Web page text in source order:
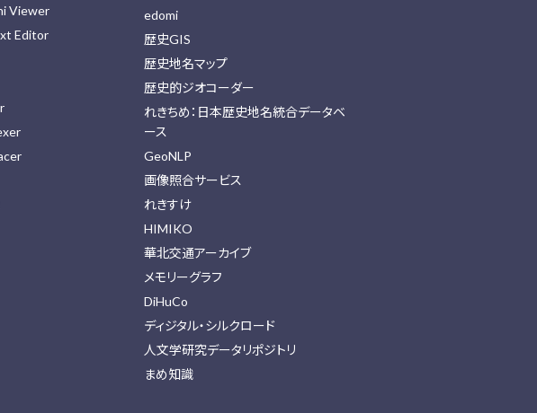
Viewer
Editor
edomi
歴史GIS
歴史地名マップ
歴史的ジオコーダー
れきちめ：日本歴史地名統合データベ
ース
GeoNLP
画像照合サービス
れきすけ
HIMIKO
華北交通アーカイブ
メモリーグラフ
DiHuCo
ディジタル・シルクロード
人文学研究データリポジトリ
まめ知識